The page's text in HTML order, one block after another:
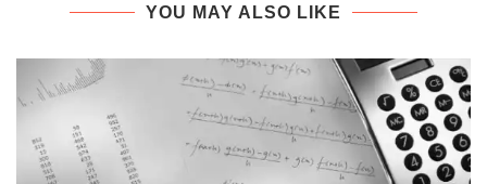
YOU MAY ALSO LIKE